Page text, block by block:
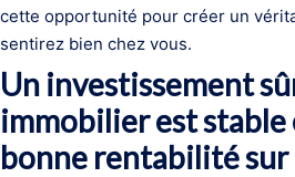
cette opportunité pour créer un
sentirez bien chez vous.
Un investissement
immobilier est
bonne rentabilité sur